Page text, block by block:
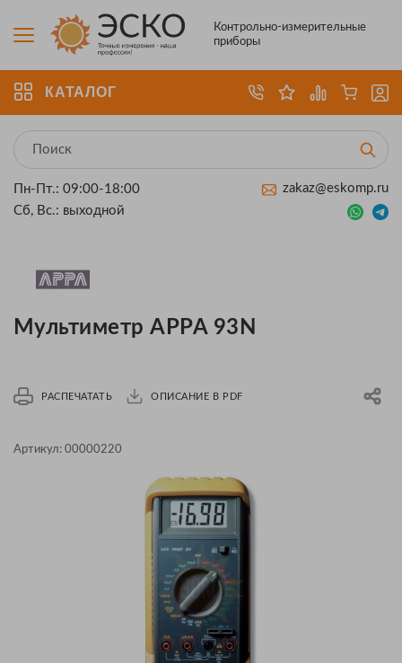
Контрольно-измерительные
приборы
КАТАЛОГ
Пн-Пт.: 09:00-18:00
Сб, Вс.: выходной
zakaz@eskomp.ru
Мультиметр APPA 93N
РАСПЕЧАТАТЬ ОПИСАНИЕ В PDF
Артикул: 00000220